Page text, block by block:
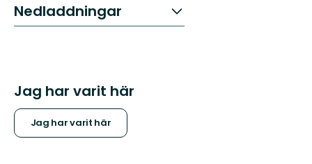
Nedladdningar
Jag har varit här
Jag har varit här